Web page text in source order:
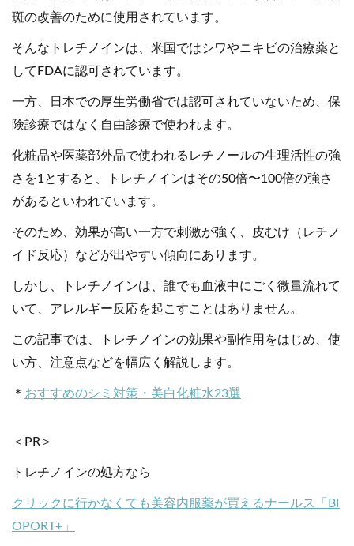
斑の改善のために使用されています。
そんなトレチノインは、米国ではシワやニキビの治療薬と
してFDAに認可されています。
一方、日本での厚生労働省では認可されていないため、保
険診療ではなく自由診療で使われます。
化粧品や医薬部外品で使われるレチノールの生理活性の強
さを1とすると、トレチノインはその50倍〜100倍の強さ
があるといわれています。
そのため、効果が高い一方で刺激が強く、皮むけ（レチノ
イド反応）などが出やすい傾向にあります。
しかし、トレチノインは、誰でも血液中にごく微量流れて
いて、アレルギー反応を起こすことはありません。
この記事では、トレチノインの効果や副作用をはじめ、使
い方、注意点などを幅広く解説します。
＊ おすすめのシミ対策・美白化粧水23選
＜PR＞
トレチノインの処方なら
クリックに行かなくても美容内服薬が買えるナールス「BI
OPORT+」